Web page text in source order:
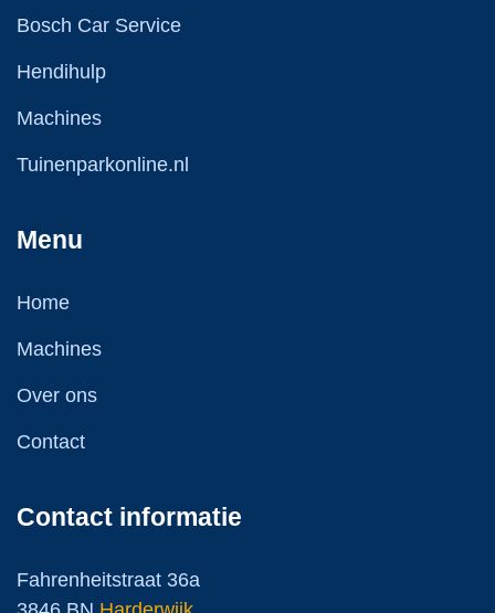
Bosch Car Service
Hendihulp
Machines
Tuinenparkonline.nl
Menu
Home
Machines
Over ons
Contact
Contact informatie
Fahrenheitstraat 36a